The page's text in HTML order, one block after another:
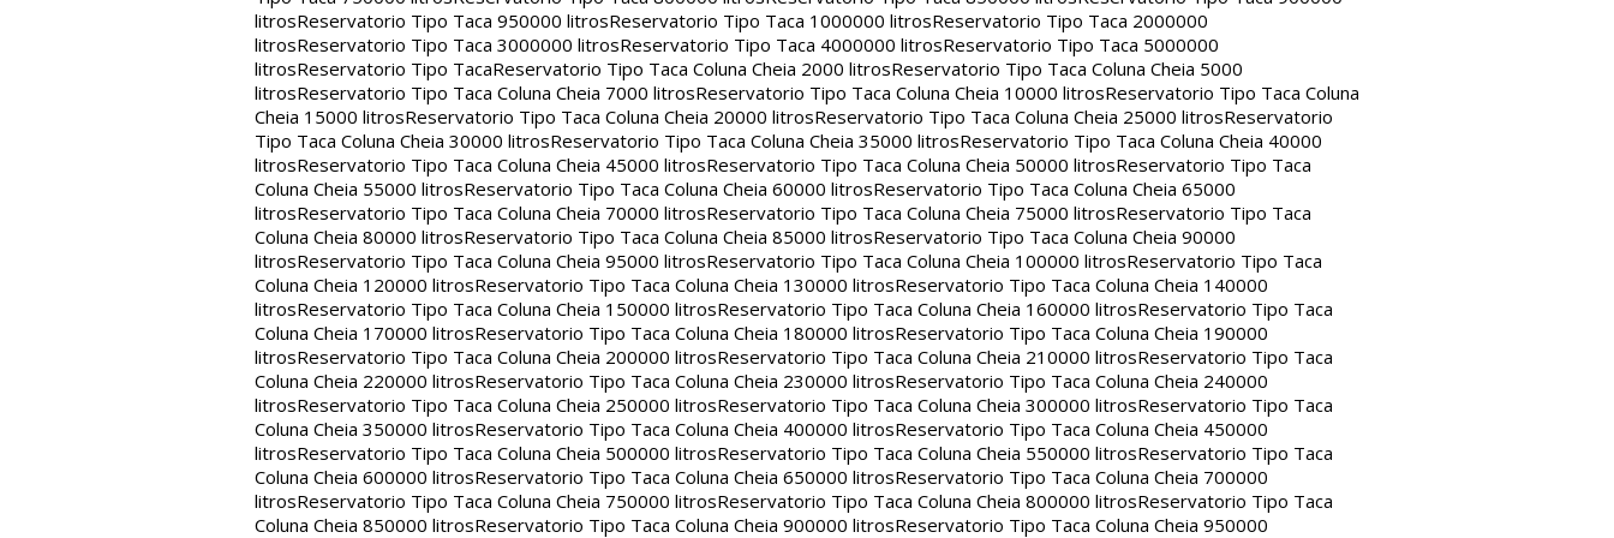
litrosReservatorio Tipo Taca 950000 litrosReservatorio Tipo Taca 1000000 litrosReservatorio Tipo Taca 2000000
litrosReservatorio Tipo Taca 3000000 litrosReservatorio Tipo Taca 4000000 litrosReservatorio Tipo Taca 5000000
litrosReservatorio Tipo TacaReservatorio Tipo Taca Coluna Cheia 2000 litrosReservatorio Tipo Taca Coluna Cheia 5000
litrosReservatorio Tipo Taca Coluna Cheia 7000 litrosReservatorio Tipo Taca Coluna Cheia 10000 litrosReservatorio Tipo Taca Coluna
Cheia 15000 litrosReservatorio Tipo Taca Coluna Cheia 20000 litrosReservatorio Tipo Taca Coluna Cheia 25000 litrosReservatorio
Tipo Taca Coluna Cheia 30000 litrosReservatorio Tipo Taca Coluna Cheia 35000 litrosReservatorio Tipo Taca Coluna Cheia 40000
litrosReservatorio Tipo Taca Coluna Cheia 45000 litrosReservatorio Tipo Taca Coluna Cheia 50000 litrosReservatorio Tipo Taca
Coluna Cheia 55000 litrosReservatorio Tipo Taca Coluna Cheia 60000 litrosReservatorio Tipo Taca Coluna Cheia 65000
litrosReservatorio Tipo Taca Coluna Cheia 70000 litrosReservatorio Tipo Taca Coluna Cheia 75000 litrosReservatorio Tipo Taca
Coluna Cheia 80000 litrosReservatorio Tipo Taca Coluna Cheia 85000 litrosReservatorio Tipo Taca Coluna Cheia 90000
litrosReservatorio Tipo Taca Coluna Cheia 95000 litrosReservatorio Tipo Taca Coluna Cheia 100000 litrosReservatorio Tipo Taca
Coluna Cheia 120000 litrosReservatorio Tipo Taca Coluna Cheia 130000 litrosReservatorio Tipo Taca Coluna Cheia 140000
litrosReservatorio Tipo Taca Coluna Cheia 150000 litrosReservatorio Tipo Taca Coluna Cheia 160000 litrosReservatorio Tipo Taca
Coluna Cheia 170000 litrosReservatorio Tipo Taca Coluna Cheia 180000 litrosReservatorio Tipo Taca Coluna Cheia 190000
litrosReservatorio Tipo Taca Coluna Cheia 200000 litrosReservatorio Tipo Taca Coluna Cheia 210000 litrosReservatorio Tipo Taca
Coluna Cheia 220000 litrosReservatorio Tipo Taca Coluna Cheia 230000 litrosReservatorio Tipo Taca Coluna Cheia 240000
litrosReservatorio Tipo Taca Coluna Cheia 250000 litrosReservatorio Tipo Taca Coluna Cheia 300000 litrosReservatorio Tipo Taca
Coluna Cheia 350000 litrosReservatorio Tipo Taca Coluna Cheia 400000 litrosReservatorio Tipo Taca Coluna Cheia 450000
litrosReservatorio Tipo Taca Coluna Cheia 500000 litrosReservatorio Tipo Taca Coluna Cheia 550000 litrosReservatorio Tipo Taca
Coluna Cheia 600000 litrosReservatorio Tipo Taca Coluna Cheia 650000 litrosReservatorio Tipo Taca Coluna Cheia 700000
litrosReservatorio Tipo Taca Coluna Cheia 750000 litrosReservatorio Tipo Taca Coluna Cheia 800000 litrosReservatorio Tipo Taca
Coluna Cheia 850000 litrosReservatorio Tipo Taca Coluna Cheia 900000 litrosReservatorio Tipo Taca Coluna Cheia 950000